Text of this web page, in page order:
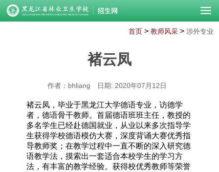
首页> 教师风采> 涉外专业
褚云凤
作者：bhliang 日期: 2020年07月12日
褚云凤，毕业于黑龙江大学德语专业，访德学
者，德语骨干教师。首届德语班班主任，教授的
多名学生已经赴德国就业，从业以来多次指导学
生获得学校德语模仿大赛，深度背诵大赛优秀指
导教师奖；在教学过程中一直不断的深入研究德
语教学法，摸索出一套适合本校学生的学习方
法，有丰富的教学经验。获得校优秀教师等荣誉